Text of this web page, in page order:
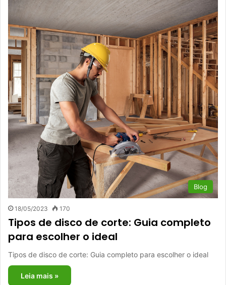
Blog
18/05/2023 170
Tipos de disco de corte: Guia completo
para escolher o ideal
Tipos de disco de corte: Guia completo para escolher o ideal
Leia mais »